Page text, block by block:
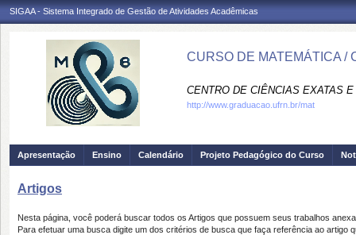
SIGAA - Sistema Integrado de Gestão de Atividades Acadêmicas
CURSO DE MATEMÁTICA /
CENTRO DE CIÊNCIAS EXATAS
http://www.graduacao.ufrn.br/mat
Apresentação Ensino Calendário Projeto Pedagógico do Curso
Artigos
Nesta página, você poderá buscar todos os Artigos que possuem seus trabalhos
Para efetuar uma busca digite um dos critérios de busca que faça referência ao artigo